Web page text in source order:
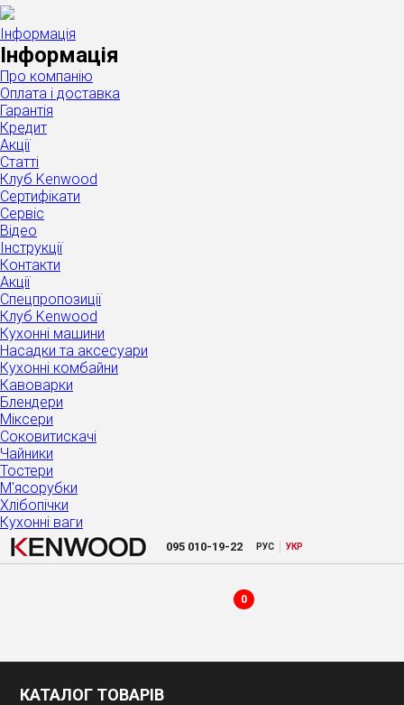
Інформація
Інформація
Про компанію
Оплата і доставка
Гарантія
Кредит
Акції
Статті
Клуб Kenwood
Сертифікати
Сервіс
Відео
Інструкції
Контакти
Акції
Спецпропозиції
Клуб Kenwood
Кухонні машини
Насадки та аксесуари
Кухонні комбайни
Кавоварки
Блендери
Міксери
Соковитискачі
Чайники
Тостери
М'ясорубки
Хлібопічки
Кухонні ваги
095 010-19-22 РУC | УКР
0
КАТАЛОГ ТОВАРІВ